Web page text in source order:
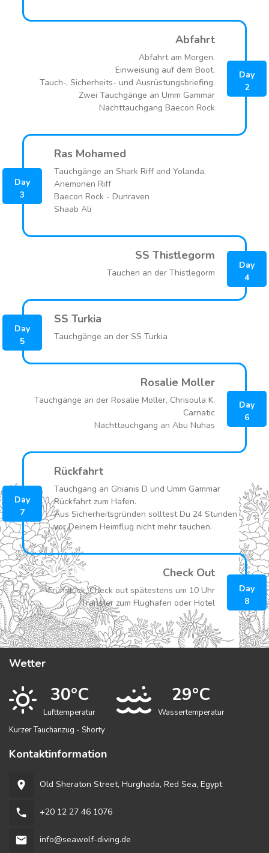
Abfahrt
Abfahrt am Morgen.
Einweisung auf dem Boot,
Tauch-, Sicherheits- und Ausrüstungsbriefing.
Zwei Tauchgänge an Umm Gammar
Nachttauchgang Baecon Rock
Day
2
Day
3
Ras Mohamed
Tauchgänge an Shark Riff and Yolanda,
Anemonen Riff
Baecon Rock - Dunraven
Shaab Ali
SS Thistlegorm
Tauchen an der Thistlegorm
Day
4
Day
5
SS Turkia
Tauchgänge an der SS Turkia
Rosalie Moller
Tauchgänge an der Rosalie Moller, Chrisoula K,
Carnatic
Nachttauchgang an Abu Nuhas
Day
6
Day
7
Rückfahrt
Tauchgang an Ghianis D und Umm Gammar
Rückfahrt zum Hafen.
Aus Sicherheitsgründen solltest Du 24 Stunden
vor Deinem Heimflug nicht mehr tauchen.
Check Out
Frühstück, Check out spätestens um 10 Uhr
Transfer zum Flughafen oder Hotel
Day
8
Wetter
30°C
Lufttemperatur
29°C
Wassertemperatur
Kurzer Tauchanzug - Shorty
Kontaktinformation
room Old Sheraton Street, Hurghada, Red Sea, Egypt
phone +20 12 27 46 1076
email info@seawolf-diving.de